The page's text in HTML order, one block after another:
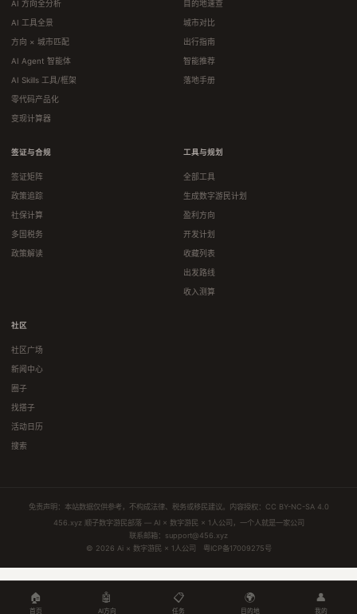
AI 方向全分析
AI 工具全景
方向 × 城市匹配
AI Agent 智能体
AI Skills 工具/框架
零代码产品化
变现计算器
目的地速查
城市对比
出行指南
智能推荐
落地手册
签证与合规
签证矩阵
政策追踪
社保计算
多国税务
政策解读
工具与规划
全部工具
生成数字游民计划
盈利方向
开发计划
收藏列表
出发路线
收入测算
社区
社区广场
新闻中心
圈子
找搭子
活动日历
搜索
免责声明：本站数据仅供参考，不构成法律、税务或移民建议。内容授权： CC BY-NC-SA 4.0
456.xyz 顺子数字游民部落 — AI × 数字游民 × 1人公司，一个人就是一家公司
联系邮箱： support@456.xyz
© 2026 Ai × 数字游民 × 1人公司
粤ICP备17009275号
🏠
首页
🤖
AI方向
📋
任务
🌍
目的地
👤
我的